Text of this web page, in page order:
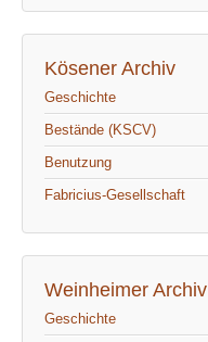
Kösener Archiv
Geschichte
Bestände (KSCV)
Benutzung
Fabricius-Gesellschaft
Weinheimer Archiv
Geschichte